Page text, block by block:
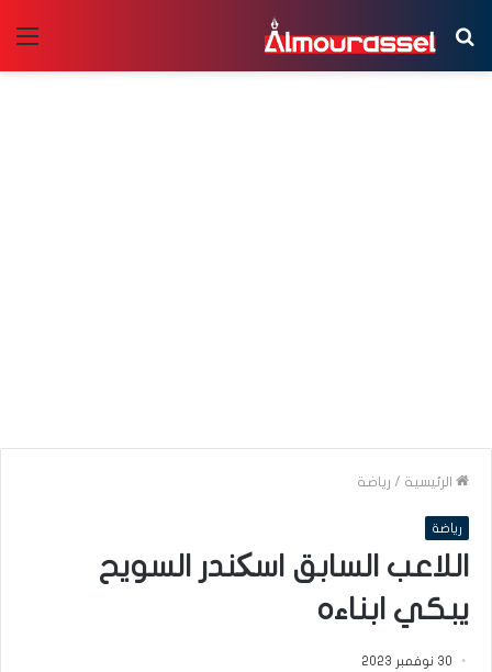
بحث
عن
الرئيسية / رياضة
رياضة
اللاعب السابق اسکندر السويح
يبكي ابناءه
30 نوفمبر 2023